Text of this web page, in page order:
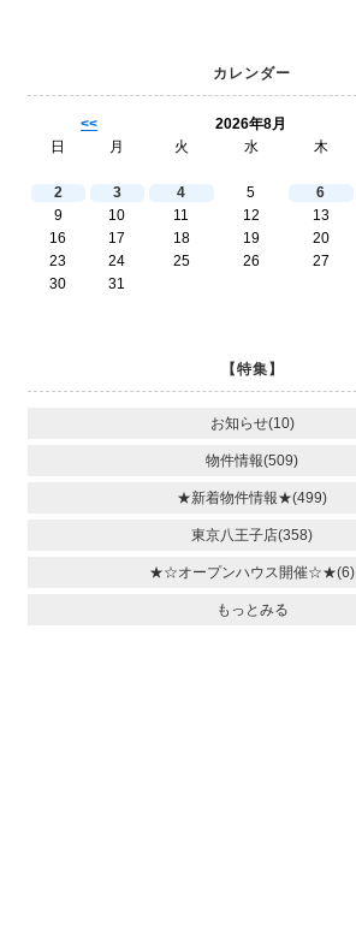
カレンダー
<<
2026年8月
日
月 火 水 木
2
3 4 5 6
9
10 11 12 13
16
17 18 19 20
23
24 25 26 27
30
31
【特集】
お知らせ(10)
物件情報(509)
★新着物件情報★(499)
東京八王子店(358)
★☆オープンハウス開催☆★(6)
もっとみる